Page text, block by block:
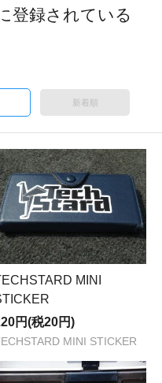
登録されている
新着順
MINI
円(税20円)
MINI STICKER